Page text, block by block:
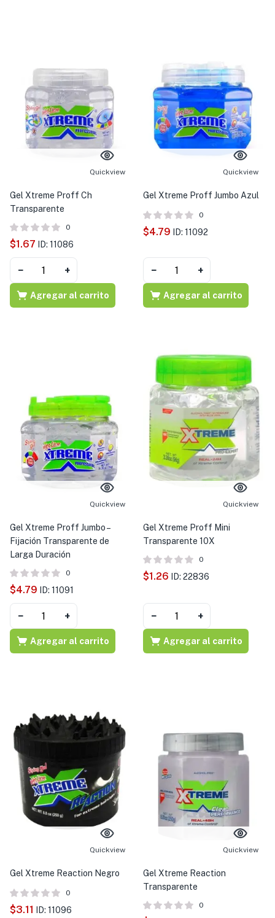
Quickview
Gel Xtreme Proff Ch
Transparente
0
$1.67 ID: 11086
− +
Agregar al carrito
Quickview
Gel Xtreme Proff Jumbo Azul
0
$4.79 ID: 11092
− +
Agregar al carrito
Quickview
Gel Xtreme Proff Jumbo –
Fijación Transparente de
Larga Duración
0
$4.79 ID: 11091
− +
Agregar al carrito
Quickview
Gel Xtreme Proff Mini
Transparente 10X
0
$1.26 ID: 22836
− +
Agregar al carrito
Quickview
Gel Xtreme Reaction Negro
0
$3.11 ID: 11096
Quickview
Gel Xtreme Reaction
Transparente
0